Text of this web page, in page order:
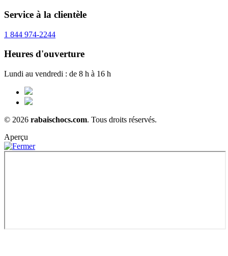
Service à la clientèle
1 844 974-2244
Heures d'ouverture
Lundi au vendredi : de 8 h à 16 h
© 2026 rabaischocs.com. Tous droits réservés.
Aperçu